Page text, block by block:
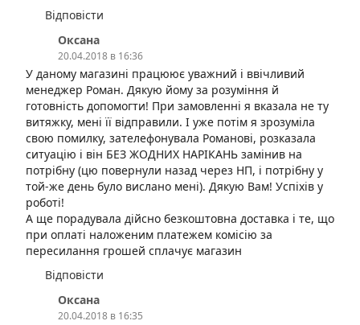
Відповісти
Оксана
20.04.2018 в 16:36
У даному магазині працюює уважний і ввічливий
менеджер Роман. Дякую йому за розуміння й
готовність допомогти! При замовленні я вказала не ту
витяжку, мені її відправили. І уже потім я зрозуміла
свою помилку, зателефонувала Романові, розказала
ситуацію і він БЕЗ ЖОДНИХ НАРІКАНЬ замінив на
потрібну (цю повернули назад через НП, і потрібну у
той-же день було вислано мені). Дякую Вам! Успіхів у
роботі!
А ще порадувала дійсно безкоштовна доставка і те, що
при оплаті наложеним платежем комісію за
пересилання грошей сплачує магазин
Відповісти
Оксана
20.04.2018 в 16:35